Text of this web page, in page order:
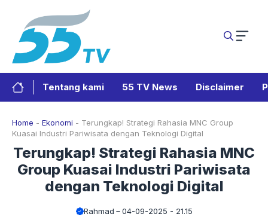
Tentang kami 55 TV News Disclaimer
Home - Ekonomi - Terungkap! Strategi Rahasia MNC Group
Kuasai Industri Pariwisata dengan Teknologi Digital
Terungkap! Strategi Rahasia MNC
Group Kuasai Industri Pariwisata
dengan Teknologi Digital
Rahmad 04-09-2025 - 21.15